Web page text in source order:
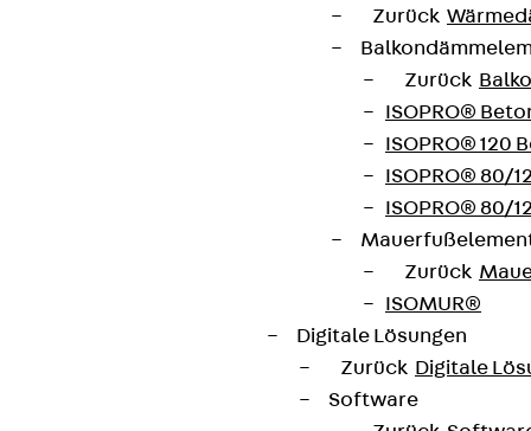
Zurück
Zurück
ISOPRO®
ISOPRO® 120
ISOPRO® 80/
ISOPRO® 80/
Zurück
ISOMUR®
Digitale Lösungen
Zurück Digitale
Software
Partner von Anfang bis Zukunft.